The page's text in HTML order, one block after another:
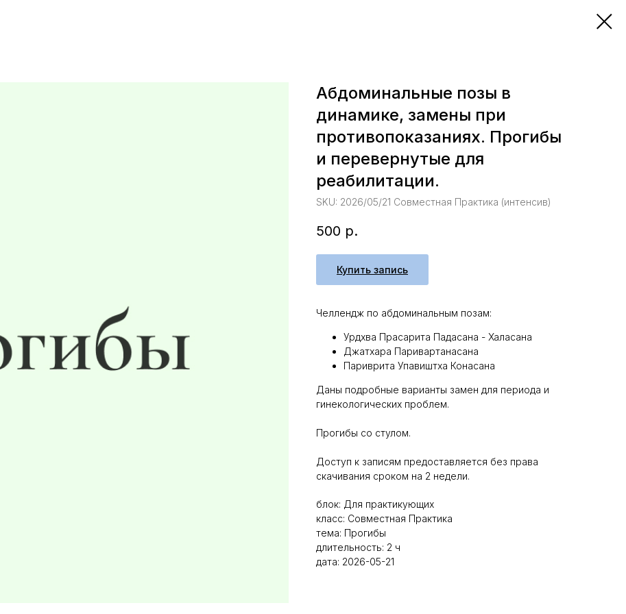
Абдоминальные позы в
динамике, замены при
противопоказаниях. Прогибы
и перевернутые для
реабилитации.
SKU: 2026/05/21 Совместная Практика (интенсив)
500 р.
Купить запись
Челлендж по абдоминальным позам:
Урдхва Прасарита Падасана - Халасана
Джатхара Паривартанасана
Париврита Упавиштха Конасана
Даны подробные варианты замен для периода и
гинекологических проблем.
Прогибы со стулом.
Доступ к записям предоставляется без права
скачивания сроком на 2 недели.
блок: Для практикующих
класс: Совместная Практика
тема: Прогибы
длительность: 2 ч
дата: 2026-05-21